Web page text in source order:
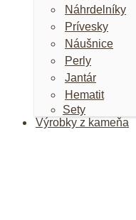
Náhrdelníky
Prívesky
Náušnice
Perly
Jantár
Hematit
Sety
Výrobky z kameňa